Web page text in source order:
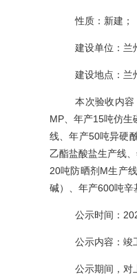
性质：新建；
建设单位：兰
建设地点： 兰
本次验收内
MP、年产15吨仿
线、年产50吨异硬
乙酯盐酸盐生产线
20吨防晒剂M生产
碱）、年产600吨辛
公示时间：
公示内容：竣
公示期间，对